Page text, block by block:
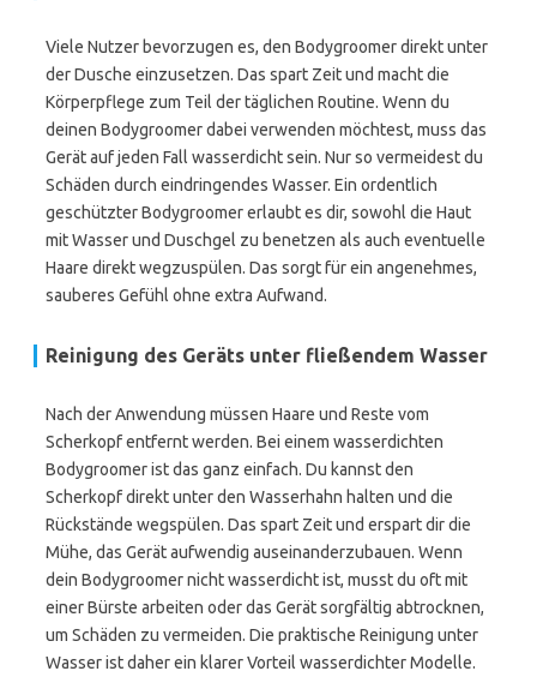
Viele Nutzer bevorzugen es, den Bodygroomer direkt unter
der Dusche einzusetzen. Das spart Zeit und macht die
Körperpflege zum Teil der täglichen Routine. Wenn du
deinen Bodygroomer dabei verwenden möchtest, muss das
Gerät auf jeden Fall wasserdicht sein. Nur so vermeidest du
Schäden durch eindringendes Wasser. Ein ordentlich
geschützter Bodygroomer erlaubt es dir, sowohl die Haut
mit Wasser und Duschgel zu benetzen als auch eventuelle
Haare direkt wegzuspülen. Das sorgt für ein angenehmes,
sauberes Gefühl ohne extra Aufwand.
Reinigung des Geräts unter fließendem Wasser
Nach der Anwendung müssen Haare und Reste vom
Scherkopf entfernt werden. Bei einem wasserdichten
Bodygroomer ist das ganz einfach. Du kannst den
Scherkopf direkt unter den Wasserhahn halten und die
Rückstände wegspülen. Das spart Zeit und erspart dir die
Mühe, das Gerät aufwendig auseinanderzubauen. Wenn
dein Bodygroomer nicht wasserdicht ist, musst du oft mit
einer Bürste arbeiten oder das Gerät sorgfältig abtrocknen,
um Schäden zu vermeiden. Die praktische Reinigung unter
Wasser ist daher ein klarer Vorteil wasserdichter Modelle.